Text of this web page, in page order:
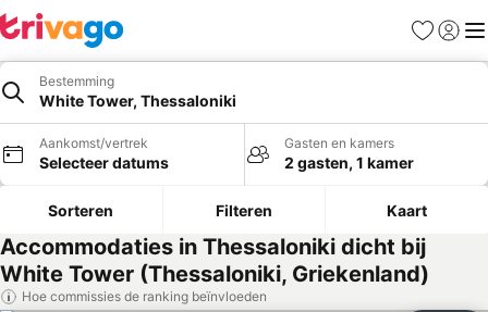
Favorieten
Bestemming
White Tower, Thessaloniki
Aankomst/vertrek
Selecteer datums
Gasten en kamers
2 gasten, 1 kamer
Sorteren Filteren Kaart
Accommodaties in Thessaloniki dicht bij
White Tower (Thessaloniki, Griekenland)
Hoe commissies de ranking beïnvloeden